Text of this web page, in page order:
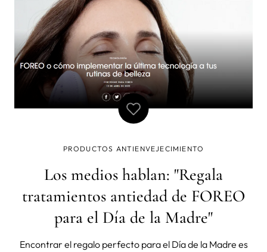
PRODUCTOS ANTIENVEJECIMIENTO
Los medios hablan: "Regala
tratamientos antiedad de FOREO
para el Día de la Madre"
Encontrar el regalo perfecto para el Día de la Madre es